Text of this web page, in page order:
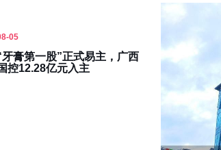
05
牙膏第一股”正式易主，广西
控12.28亿元入主